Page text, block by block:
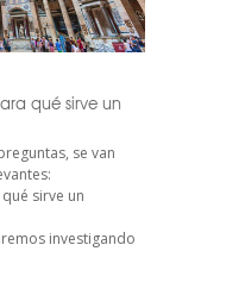
qué sirve un
se van
sirve un
investigando